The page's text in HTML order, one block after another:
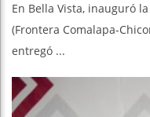
En Bella Vista, inauguró
(Frontera Comalapa-
entregó ...